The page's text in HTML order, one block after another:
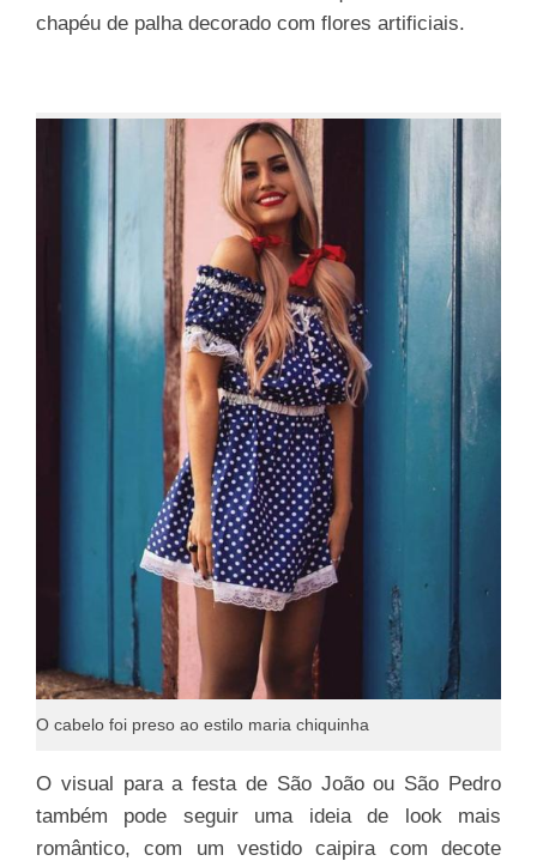
chapéu de palha decorado com flores artificiais.
O cabelo foi preso ao estilo maria chiquinha
O visual para a festa de São João ou São Pedro
também pode seguir uma ideia de look mais
romântico, com um vestido caipira com decote